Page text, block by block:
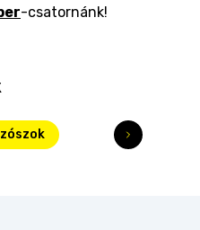
-csatornánk!